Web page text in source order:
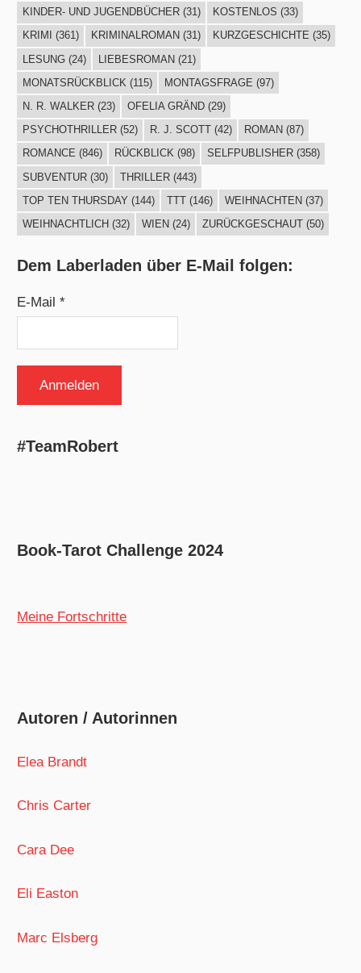
KINDER- UND JUGENDBÜCHER(31) KOSTENLOS (33)
KRIMI
(361) KRIMINALROMAN (31) KURZGESCHICHTE (35)
LESUNG(24) LIEBESROMAN(21)
MONATSRÜCKBLICK (115) MONTAGSFRAGE (97)
N. R. WALKER(23) OFELIA GRÄND(29)
PSYCHOTHRILLER(52) R. J. SCOTT(42) ROMAN (87)
ROMANCE (846) RÜCKBLICK(98) SELFPUBLISHER(358)
SUBVENTUR(30) THRILLER(443)
TOP TEN THURSDAY (144) TTT(146) WEIHNACHTEN (37)
WEIHNACHTLICH (32) WIEN (24) ZURÜCKGESCHAUT(50)
Dem Laberladen über E-Mail folgen:
E-Mail *
#TeamRobert
Book-Tarot Challenge 2024
Meine Fortschritte
Autoren / Autorinnen
Elea Brandt
Chris Carter
Cara Dee
Eli Easton
Marc Elsberg